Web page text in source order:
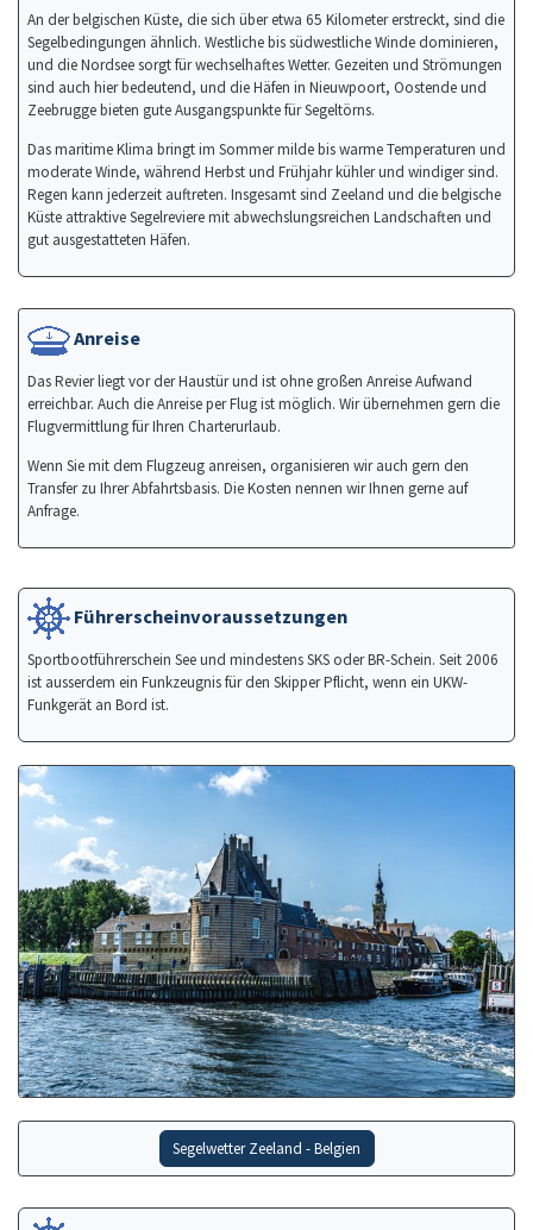
An der belgischen Küste, die sich über etwa 65 Kilometer erstreckt, sind die
Segelbedingungen ähnlich. Westliche bis südwestliche Winde dominieren,
und die Nordsee sorgt für wechselhaftes Wetter. Gezeiten und Strömungen
sind auch hier bedeutend, und die Häfen in Nieuwpoort, Oostende und
Zeebrugge bieten gute Ausgangspunkte für Segeltörns.
Das maritime Klima bringt im Sommer milde bis warme Temperaturen und
moderate Winde, während Herbst und Frühjahr kühler und windiger sind.
Regen kann jederzeit auftreten. Insgesamt sind Zeeland und die belgische
Küste attraktive Segelreviere mit abwechslungsreichen Landschaften und
gut ausgestatteten Häfen.
Anreise
Das Revier liegt vor der Haustür und ist ohne großen Anreise Aufwand
erreichbar. Auch die Anreise per Flug ist möglich. Wir übernehmen gern die
Flugvermittlung für Ihren Charterurlaub.
Wenn Sie mit dem Flugzeug anreisen, organisieren wir auch gern den
Transfer zu Ihrer Abfahrtsbasis. Die Kosten nennen wir Ihnen gerne auf
Anfrage.
Führerscheinvoraussetzungen
Sportbootführerschein See und mindestens SKS oder BR-Schein. Seit 2006
ist ausserdem ein Funkzeugnis für den Skipper Pflicht, wenn ein UKW-
Funkgerät an Bord ist.
Segelwetter Zeeland - Belgien